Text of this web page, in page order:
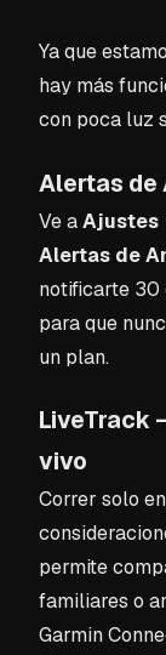
Ya que
hay más
con poca luz
Alertas de
Ve aAjustes
Alertas de
notificarte 30
para que
un plan.
LiveTrack
vivo
Correr solo
permite
familiares o
Garmin